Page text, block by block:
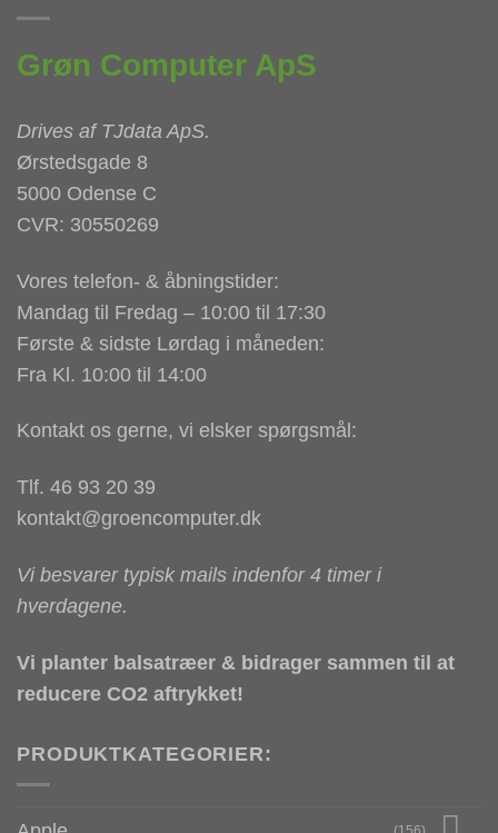
Grøn Computer ApS
Drives af TJdata ApS.
Ørstedsgade 8
5000 Odense C
CVR: 30550269
Vores telefon- & åbningstider:
Mandag til Fredag – 10:00 til 17:30
Første & sidste Lørdag i måneden:
Fra Kl. 10:00 til 14:00
Kontakt os gerne, vi elsker spørgsmål:
Tlf. 46 93 20 39
kontakt@groencomputer.dk
Vi besvarer typisk mails indenfor 4 timer i
hverdagene.
Vi planter balsatræer & bidrager sammen til at
reducere CO2 aftrykket!
PRODUKTKATEGORIER: